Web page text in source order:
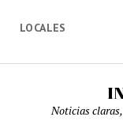
LOCALES
Noticias